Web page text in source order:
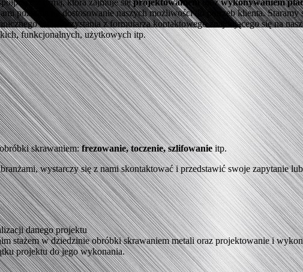
z firmą, która zajmuje sięprojektowaniem orazwykonywaniem
pozwala na dostosowanie naszych możliwości do potrzeb klienta.
lub skorzystania z formularza kontaktowego znajdującego się na
funkcjonalnych, użytkowych itp.
skrawaniem:frezowanie, toczenie, szlifowanieitp.
wystarczy się z nami skontaktować i przedstawić swoje zapytanie
danego projektu
stażem w dziedzinie obróbki skrawaniem metali oraz projektowanie i
projektu do jego wykonania.